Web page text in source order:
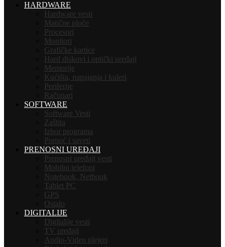
HARDWARE
Hardware vesti
Matične ploče
Procesori
Monitori
Grafičke kartice
Hard diskovi i optički uređaji
Memorije
Kućišta, napajanja i kuleri
Periferije
Računari
SOFTWARE
Software Vesti
Zaštita
Izbor programa
Pomoć i saveti
PRENOSNI UREĐAJI
Prenosni uređaji vesti
Mobilni telefoni
Notebook, Netbook
Tablet PC
GPS
Ostalo
DIGITALIJE
Digitalije vesti
TV uređaji
Audio-Video plejeri